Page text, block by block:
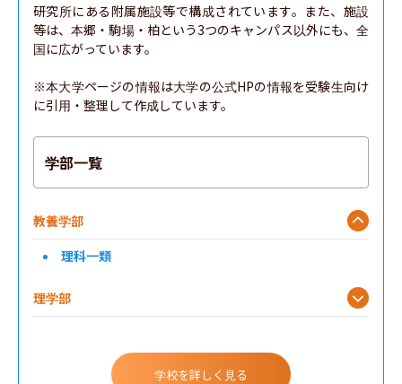
研究所にある附属施設等で構成されています。また、施設
等は、本郷・駒場・柏という3つのキャンパス以外にも、全
国に広がっています。
※本大学ページの情報は大学の公式HPの情報を受験生向け
に引用・整理して作成しています。
学部一覧
教養学部
理科一類
理学部
学校を詳しく見る